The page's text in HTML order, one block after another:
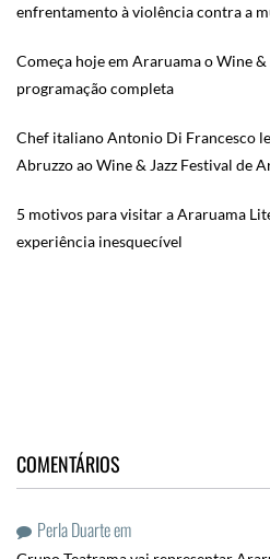
enfrentamento à violência contra a
Começa hoje em Araruama o Wine
programação completa
Chef italiano Antonio Di Francesco
Abruzzo ao Wine & Jazz Festival de
5 motivos para visitar a Araruama
experiência inesquecível
COMENTÁRIOS
Perla Duarteem